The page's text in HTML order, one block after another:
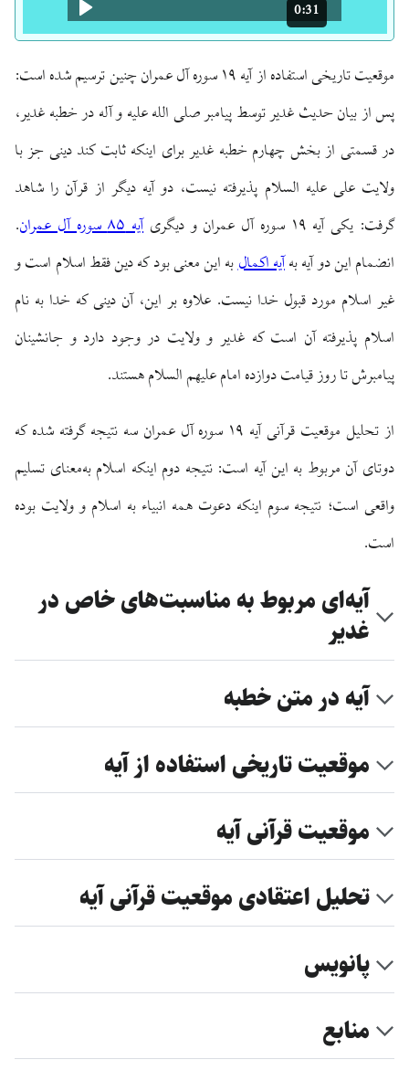
مدت: 31 ثانیه
0:31
موقعیت تاریخی استفاده از آیه ۱۹ سوره آل عمران چنین ترسیم شده است:
پس از بیان حدیث غدیر توسط پیامبر صلی الله علیه و آله در خطبه غدیر،
در قسمتی از بخش چهارم خطبه غدیر برای اینکه ثابت کند دینی جز با
ولایت علی علیه السلام پذیرفته نیست، دو آیه دیگر از قرآن را شاهد
گرفت: یکی آیه ۱۹ سوره آل عمران و دیگری
آیه ۸۵ سوره آل عمران
.
انضمام این دو آیه بهآیه اکمالبه این معنی بود که دین فقط اسلام است و
غیر اسلام مورد قبول خدا نیست. علاوه بر این، آن دینی که خدا به نام
اسلام پذیرفته آن است که غدیر و ولایت در وجود دارد و جانشینان
پیامبرش تا روز قیامت دوازده امام علیهم السلام هستند.
از تحلیل موقعیت قرآنی آیه ۱۹ سوره آل عمران سه نتیجه گرفته شده که
دوتای آن مربوط به این آیه است: نتیجه دوم اینکه اسلام به‌معنای تسلیم
واقعی است؛ نتیجه سوم اینکه دعوت همه انبیاء به اسلام و ولایت بوده
است.
آیه‌ای مربوط به مناسبت‌های خاص در
غدیر
آیه در متن خطبه
موقعیت تاریخی استفاده از آیه
موقعیت قرآنی آیه
تحلیل اعتقادی موقعیت قرآنی آیه
پانویس
منابع